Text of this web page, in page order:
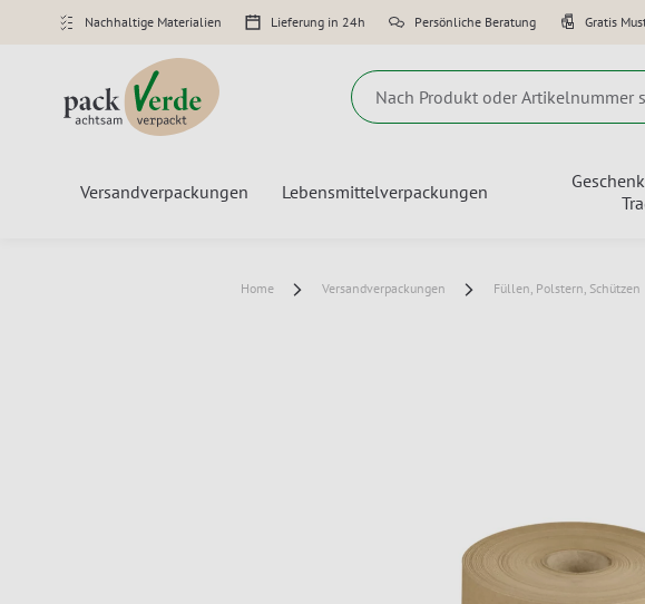
Nachhaltige Materialien Lieferung in 24h Persönliche Beratung Gratis
Versandverpackungen Lebensmittelverpackungen
Home Versandverpackungen Füllen, Polstern, Schützen